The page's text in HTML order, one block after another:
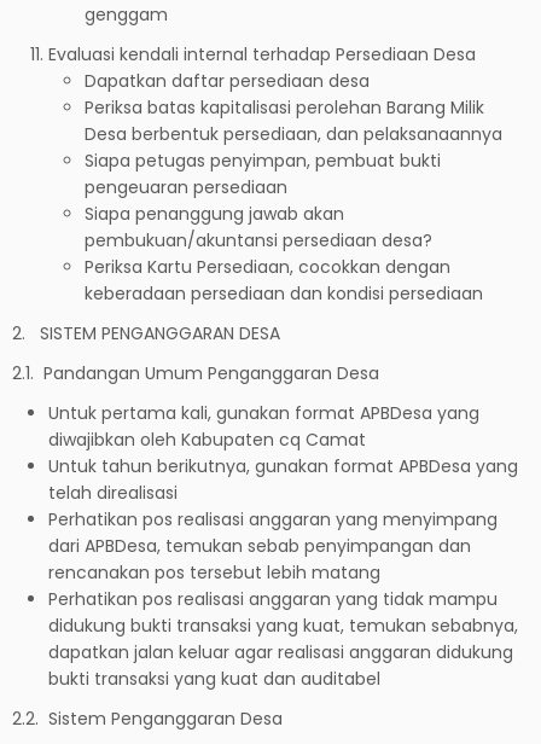
genggam
Evaluasi kendali internal terhadap Persediaan Desa
Dapatkan daftar persediaan desa
Periksa batas kapitalisasi perolehan Barang Milik
Desa berbentuk persediaan, dan pelaksanaannya
Siapa petugas penyimpan, pembuat bukti
pengeuaran persediaan
Siapa penanggung jawab akan
pembukuan/akuntansi persediaan desa?
Periksa Kartu Persediaan, cocokkan dengan
keberadaan persediaan dan kondisi persediaan
2. SISTEM PENGANGGARAN DESA
2.1. Pandangan Umum Penganggaran Desa
Untuk pertama kali, gunakan format APBDesa yang
diwajibkan oleh Kabupaten cq Camat
Untuk tahun berikutnya, gunakan format APBDesa yang
telah direalisasi
Perhatikan pos realisasi anggaran yang menyimpang
dari APBDesa, temukan sebab penyimpangan dan
rencanakan pos tersebut lebih matang
Perhatikan pos realisasi anggaran yang tidak mampu
didukung bukti transaksi yang kuat, temukan sebabnya,
dapatkan jalan keluar agar realisasi anggaran didukung
bukti transaksi yang kuat dan auditabel
2.2. Sistem Penganggaran Desa